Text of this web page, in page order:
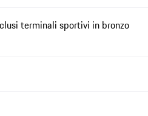
terminali sportivi in bronzo